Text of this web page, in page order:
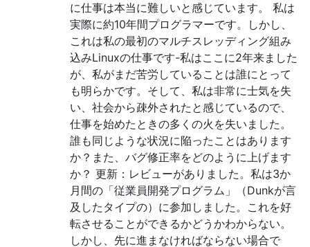
に仕事は本当に難しいと感じています。 私は
実際に約10年間プログラマーです。しかし、
これは私の最初のマルチスレッディング組み
込みLinuxの仕事です-私はここに2年来ました
が、私がまだ苦労していることは誰にとって
も明らかです。そして、私は非常に士気を失
い、社会から疎外されたと感じているので、
仕事を始めたときの多くの火を失いました。
誰も同じような状況に陥ったことはあります
か？また、バグ修正率をどのように上げます
か？ 更新：レビューがありました。私は3か
月間の「従業員開発プログラム」（Dunkが言
及したタイプの）に参加しました。これを好
転させることができるかどうかわからない。
しかし、先に進まなければならない場合で